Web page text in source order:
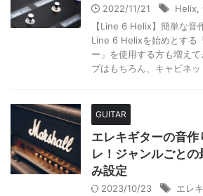
2022/11/21 Helix
【Line 6 Helix】簡単な音
Line 6 Helixを始めとする
ー」を使用する方も増え
プはもちろん、キャビネ
GUITAR
エレキギターの音作
レ！ジャンルごとの
み設定
2023/10/23 エレ